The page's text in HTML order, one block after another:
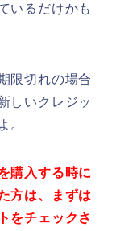
いるだけかも
限切れの場合
しいクレジッ
。
購入する時に
方は、まずは
をチェックさ